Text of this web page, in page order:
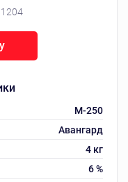
М-250
Авангард
4 кг
6 %